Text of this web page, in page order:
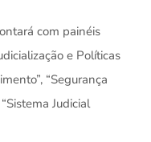
com painéis
e Políticas
“Segurança
Judicial